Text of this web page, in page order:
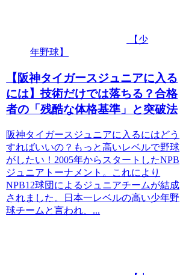
【少
年野球】
【阪神タイガースジュニアに入る
には】技術だけでは落ちる？合格
者の「残酷な体格基準」と突破法
阪神タイガースジュニアに入るにはどう
すればいいの？もっと高いレベルで野球
がしたい！2005年からスタートしたNPB
ジュニアトーナメント。これにより
NPB12球団によるジュニアチームが結成
されました。日本一レベルの高い少年野
球チームと言われ、...